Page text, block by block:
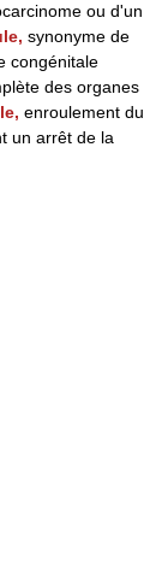
ou d'un
synonyme de
congénitale
des organes
enroulement du
un arrêt de la